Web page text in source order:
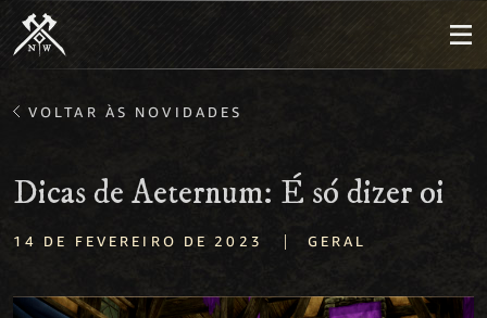
VOLTAR ÀS NOVIDADES
Dicas de Aeternum: É só dizer oi
14 DE FEVEREIRO DE 2023 | GERAL